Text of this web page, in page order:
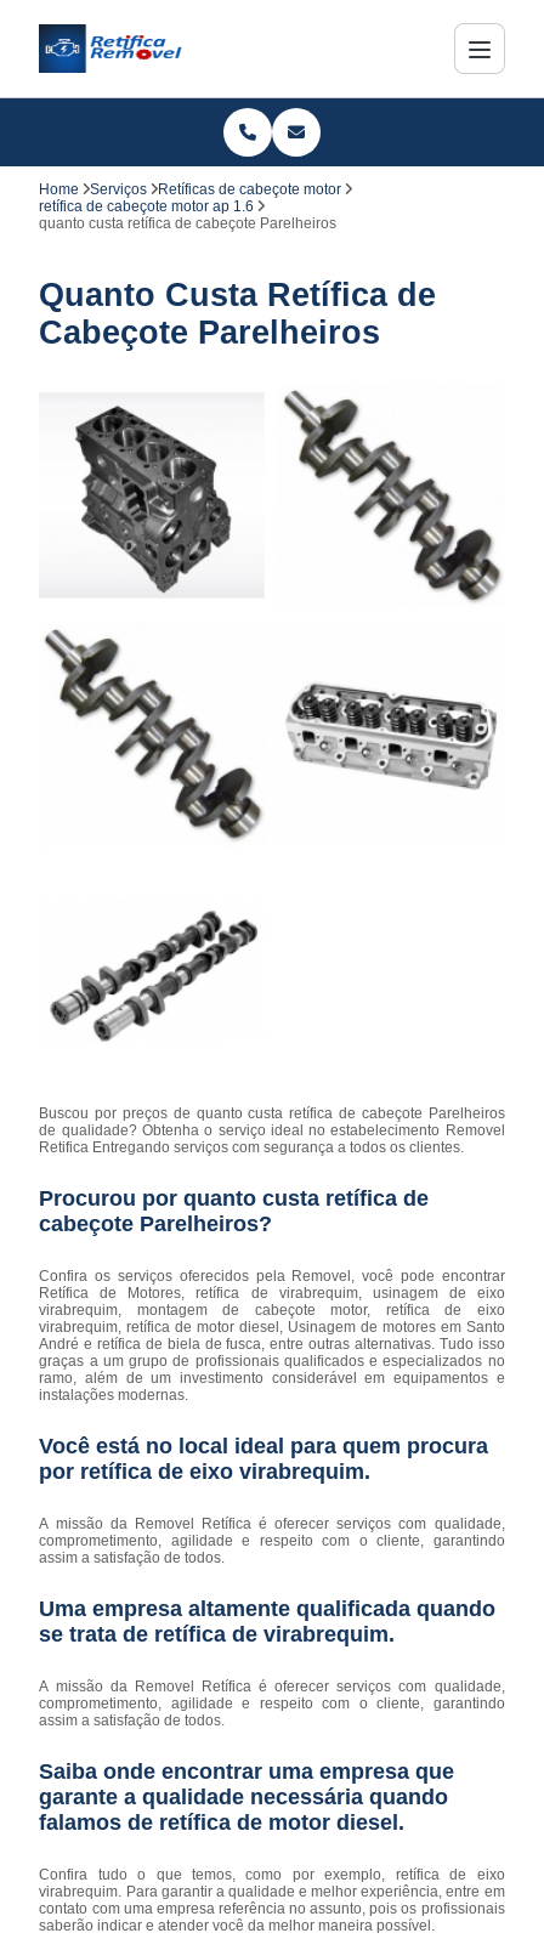
Home Serviços
Retíficas de cabeçote motor
retífica de cabeçote motor ap 1.6
quanto custa retífica de cabeçote Parelheiros
Quanto Custa Retífica de
Cabeçote Parelheiros
Buscou por preços de quanto custa retífica de cabeçote Parelheiros
de qualidade? Obtenha o serviço ideal no estabelecimento Removel
Retifica Entregando serviços com segurança a todos os clientes.
Procurou por quanto custa retífica de
cabeçote Parelheiros?
Confira os serviços oferecidos pela Removel, você pode encontrar
Retífica de Motores, retífica de virabrequim, usinagem de eixo
virabrequim, montagem de cabeçote motor, retífica de eixo
virabrequim, retífica de motor diesel, Usinagem de motores em Santo
André e retífica de biela de fusca, entre outras alternativas. Tudo isso
graças a um grupo de profissionais qualificados e especializados no
ramo, além de um investimento considerável em equipamentos e
instalações modernas.
Você está no local ideal para quem procura
por retífica de eixo virabrequim.
A missão da Removel Retífica é oferecer serviços com qualidade,
comprometimento, agilidade e respeito com o cliente, garantindo
assim a satisfação de todos.
Uma empresa altamente qualificada quando
se trata de retífica de virabrequim.
A missão da Removel Retífica é oferecer serviços com qualidade,
comprometimento, agilidade e respeito com o cliente, garantindo
assim a satisfação de todos.
Saiba onde encontrar uma empresa que
garante a qualidade necessária quando
falamos de retífica de motor diesel.
Confira tudo o que temos, como por exemplo, retífica de eixo
virabrequim. Para garantir a qualidade e melhor experiência, entre em
contato com uma empresa referência no assunto, pois os profissionais
saberão indicar e atender você da melhor maneira possível.